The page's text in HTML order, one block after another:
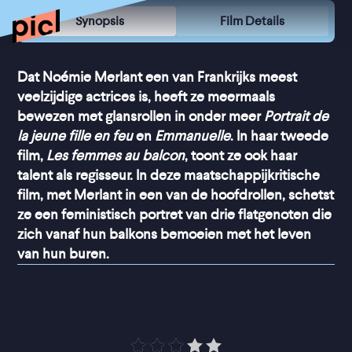
Synopsis Film Details
Dat Noémie Merlant een van Frankrijks meest
veelzijdige actrices is, heeft ze meermaals
bewezen met glansrollen in onder meer Portrait de
la jeune fille en feuen Emmanuelle. In haar tweede
film, Les femmes au balcon, toont ze ook haar
talent als regisseur. In deze maatschappijkritische
film, met Merlant in een van de hoofdrollen, schetst
ze een feministisch portret van drie flatgenoten die
zich vanaf hun balkons bemoeien met het leven
van hun buren.